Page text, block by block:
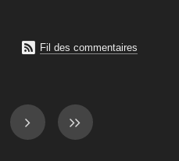
 Fil des commentaires